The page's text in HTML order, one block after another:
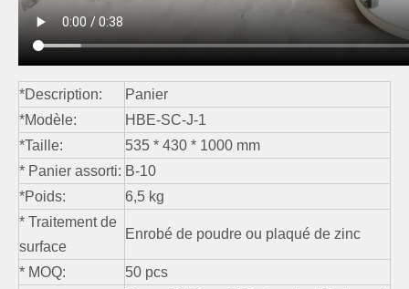
*Description:
Panier
*Modèle:
HBE-SC-J-1
*Taille:
535 * 430 * 1000 mm
* Panier assorti: B-10
*Poids:
6,5 kg
* Traitement de
surface
Enrobé de poudre ou plaqué de zinc
* MOQ: 50 pcs